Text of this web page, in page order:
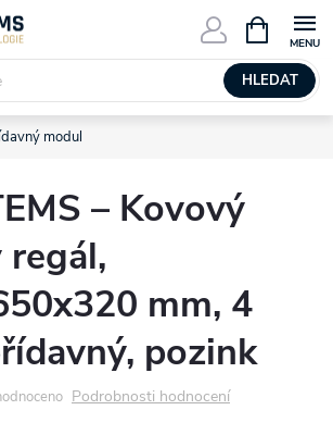
HLEDAT
NÁKUPNÍ
KOŠÍK
modul
– Kovový
mm, 4
pozink
Podrobnosti hodnocení